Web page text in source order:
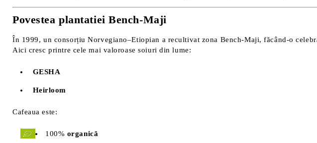
Povestea plantatiei Bench-Maji
În 1999, un consorțiu Norvegiano–Etiopian a recultivat zona Bench-Maji, făcând-o
Aici cresc printre cele mai valoroase soiuri din lume:
GESHA
Heirloom
Cafeaua este:
100% organică